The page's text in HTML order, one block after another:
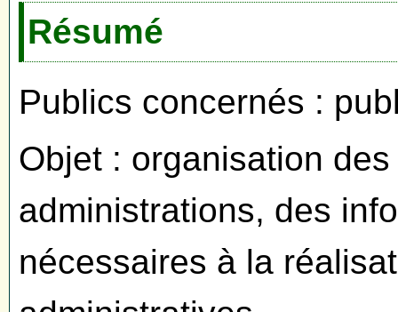
Résumé
Publics concernés :
Objet : organisation
administrations, des
nécessaires à la